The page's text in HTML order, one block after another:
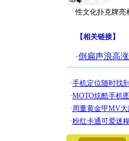
性文化扑克牌亮
【相关链接】
·倒扁声浪高